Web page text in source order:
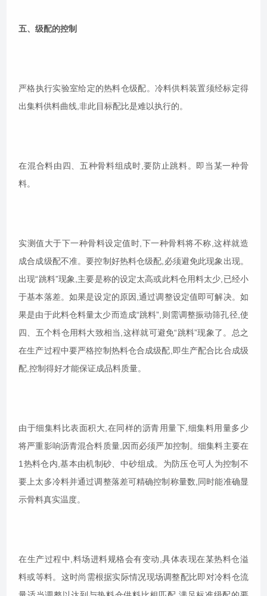
五、级配的控制
严格执行实验室给定的热料仓级配。冷料供料装置须经标定得
出集料供料曲线,非此目标配比是难以执行的。
在混合料由四、五种骨料组成时,要防止跳料。即当某一种骨
料。
实测值大于下一种骨料设定值时,下一种骨料将不称,这样就造
成合成级配不准。要控制好热料仓级配,必须避免此现象出现。
出现“跳料”现象,主要是称的设定太高或此料仓用料太少,已经小
于基本落差。如果是设定的原因,通过调整设定值即可解决。如
果是由于此料仓料量太少而造成“跳料”,则需调整振动筛孔径,使
四、五个料仓用料大致相当,这样就可避免“跳料”现象了。总之
在生产过程中要严格控制热料仓合成级配,即生产配合比合成级
配,控制得好才能保证成品料质量。
由于细集料比表面积大,在同样的沥青用量下,细集料用量多少
将严重影响沥青混合料质量,因而必须严加控制。细集料主要在
1热料仓内,基本由机制砂、中砂组成。为防压仓可人为控制不
要上太多冷料并通过调整落差可精确控制称量数,同时能准确显
示骨料真实温度。
在生产过程中,料场进料规格会有变动,具体表现在某热料仓溢
料或等料。这时尚需根据实际情况现场调整配比即对冷料仓流